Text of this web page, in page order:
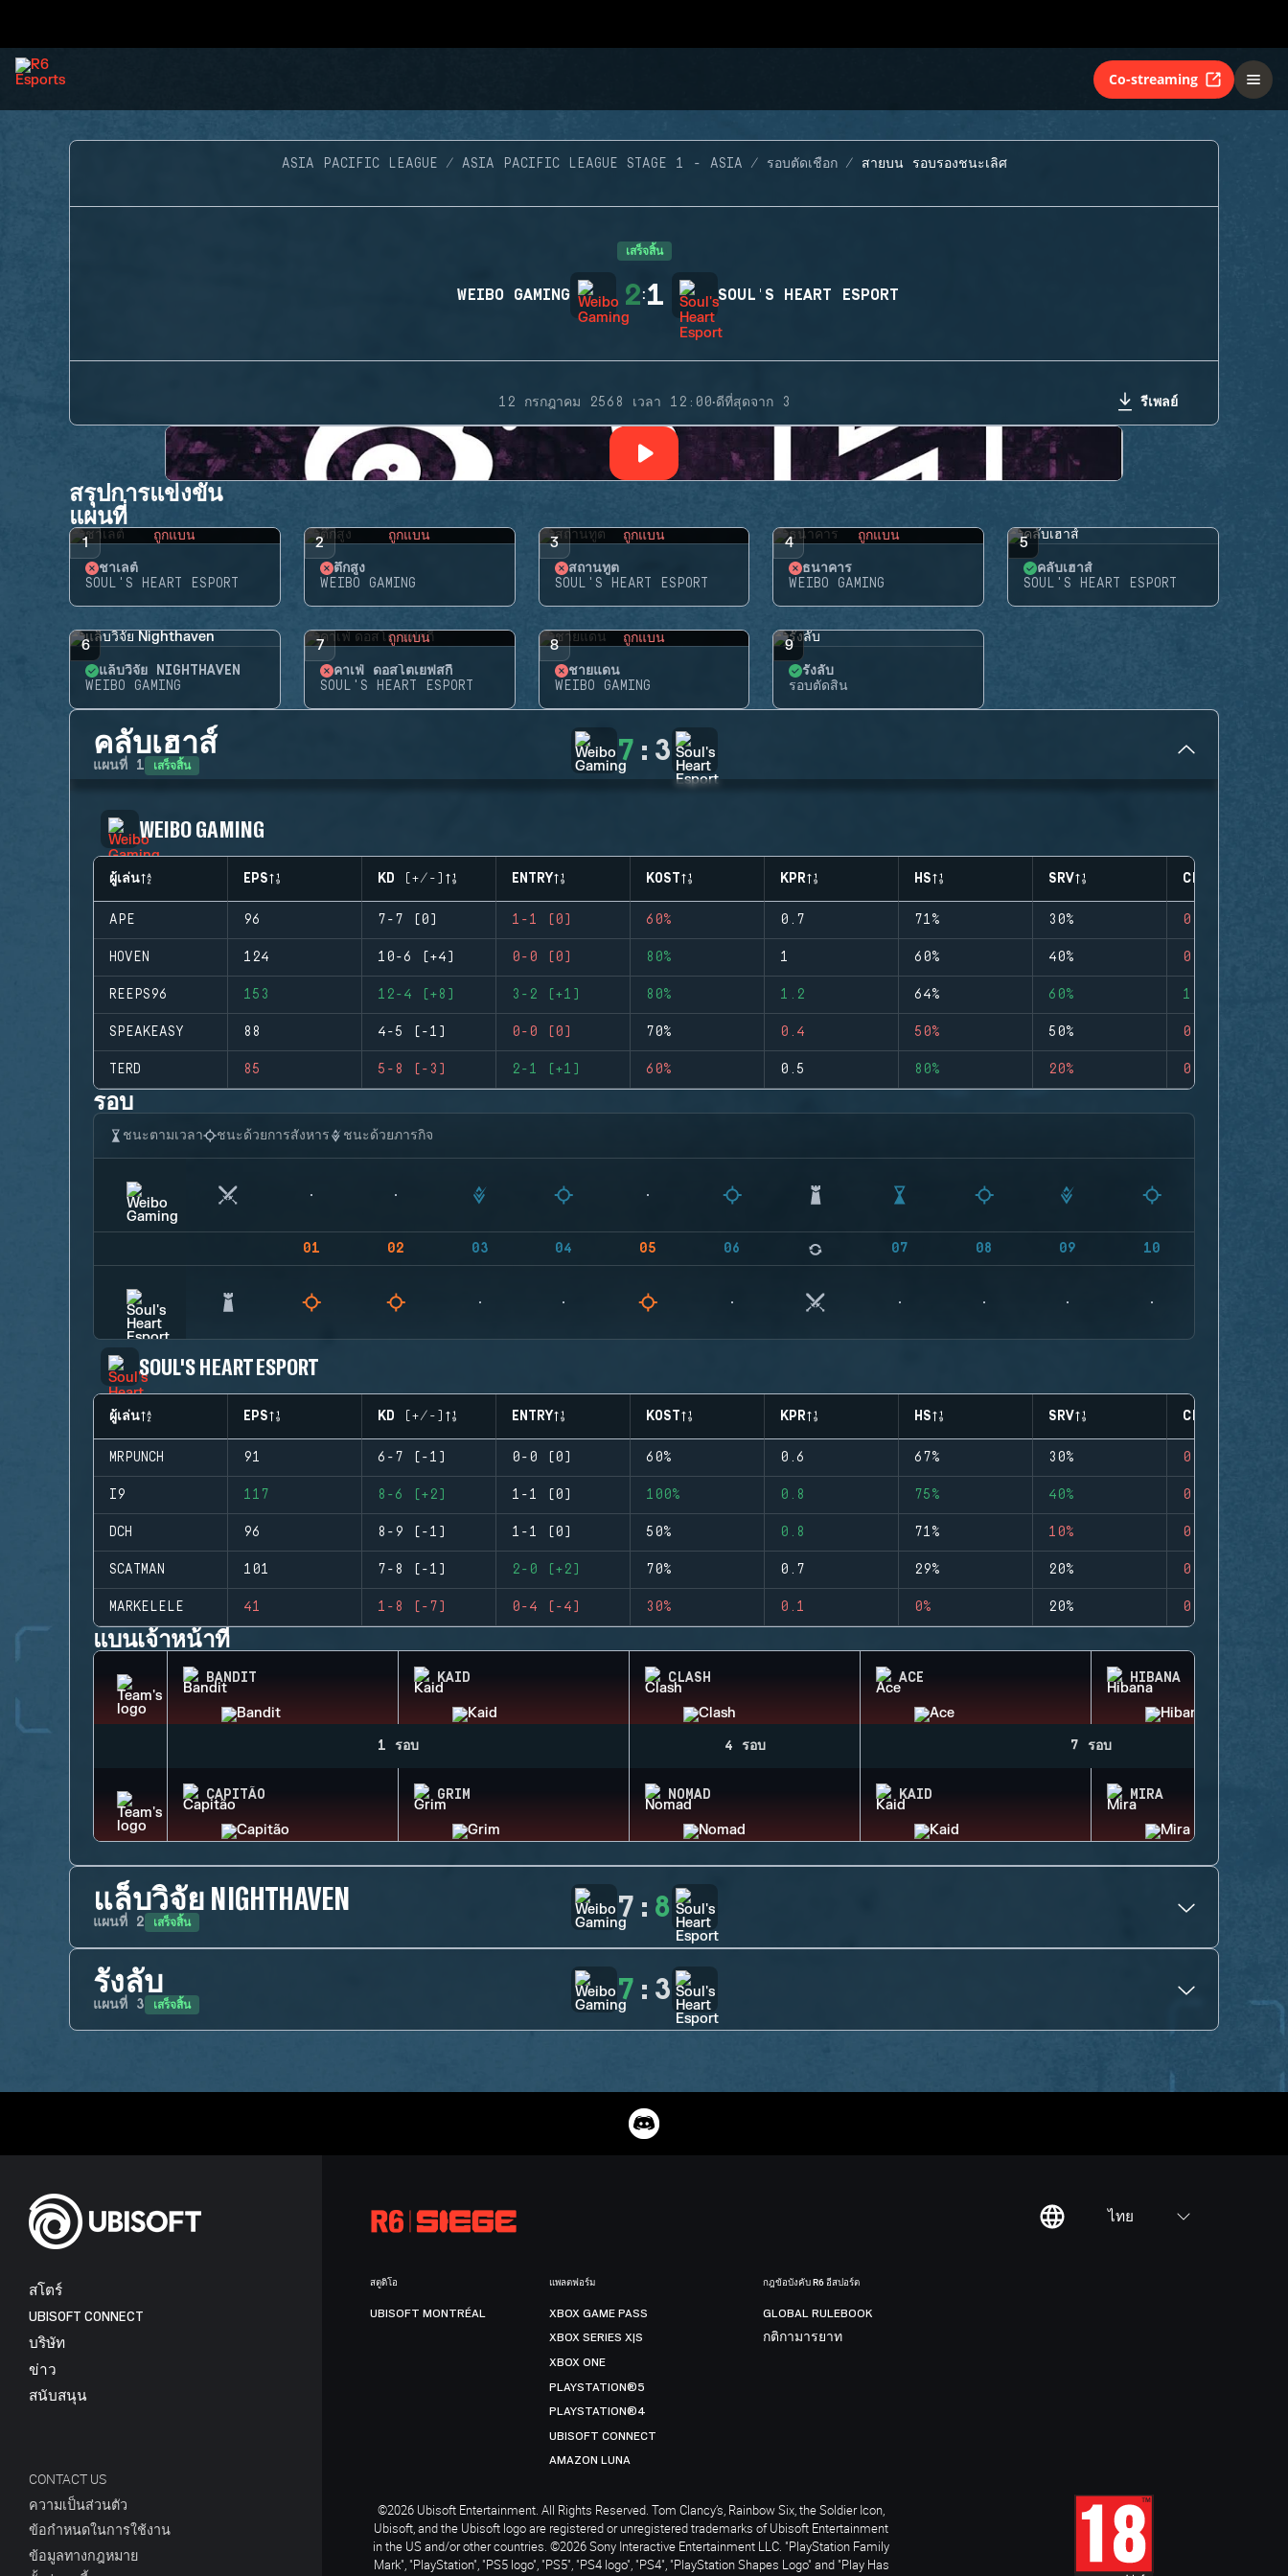
Co-streaming
ASIA PACIFIC LEAGUE ASIA PACIFIC LEAGUE STAGE 1 - ASIA รอบตัดเชือก สายบน รอบรองชนะเลิศ
เสร็จสิ้น
WEIBO GAMING 2:1 SOUL'S HEART ESPORT
12 กรกฎาคม 2568 เวลา 12:00·ดีที่สุดจาก 3 รีเพลย์
สรุปการแข่งขัน
แผนที่
1 ถูกแบน
ชาเลต์
SOUL'S HEART ESPORT
2 ถูกแบน
ตึกสูง
WEIBO GAMING
3 ถูกแบน
สถานทูต
SOUL'S HEART ESPORT
4 ถูกแบน
ธนาคาร
WEIBO GAMING
5
คลับเฮาส์
SOUL'S HEART ESPORT
6
แล็บวิจัย NIGHTHAVEN
WEIBO GAMING
7 ถูกแบน
คาเฟ่ ดอสโตเยฟสกี้
SOUL'S HEART ESPORT
8 ถูกแบน
ชายแดน
WEIBO GAMING
9
รังลับ
รอบตัดสิน
คลับเฮาส์
แผนที่ 1 เสร็จสิ้น 7 : 3
WEIBO GAMING
ผู้เล่น EPS KD (+/-) ENTRY KOST KPR HS SRV CLUTCHES
APE 96 7-7 (0) 1-1 (0) 60% 0.7 71% 30% 0
HOVEN 124 10-6 (+4) 0-0 (0) 80% 1 60% 40% 0
REEPS96 153 12-4 (+8) 3-2 (+1) 80% 1.2 64% 60% 1
SPEAKEASY 88 4-5 (-1) 0-0 (0) 70% 0.4 50% 50% 0
TERD 85 5-8 (-3) 2-1 (+1) 60% 0.5 80% 20% 0
รอบ
ชนะตามเวลา ชนะด้วยการสังหาร ชนะด้วยภารกิจ
01 02 03 04 05 06 07 08 09 10
SOUL'S HEART ESPORT
ผู้เล่น EPS KD (+/-) ENTRY KOST KPR HS SRV CLUTCHES
MRPUNCH 91 6-7 (-1) 0-0 (0) 60% 0.6 67% 30% 0
I9 117 8-6 (+2) 1-1 (0) 100% 0.8 75% 40% 0
DCH 96 8-9 (-1) 1-1 (0) 50% 0.8 71% 10% 0
SCATMAN 101 7-8 (-1) 2-0 (+2) 70% 0.7 29% 20% 0
MARKELELE 41 1-8 (-7) 0-4 (-4) 30% 0.1 0% 20% 0
แบนเจ้าหน้าที่
BANDIT KAID CLASH ACE HIBANA
1 รอบ 4 รอบ 7 รอบ
CAPITÃO GRIM NOMAD KAID MIRA
แล็บวิจัย NIGHTHAVEN
แผนที่ 2 เสร็จสิ้น 7 : 8
รังลับ
แผนที่ 3 เสร็จสิ้น 7 : 3
ไทย
สโตร์
UBISOFT CONNECT
บริษัท
ข่าว
สนับสนุน
CONTACT US
ความเป็นส่วนตัว
ข้อกำหนดในการใช้งาน
ข้อมูลทางกฎหมาย
สตูดิโอ
UBISOFT MONTRÉAL
แพลตฟอร์ม
XBOX GAME PASS
XBOX SERIES X|S
XBOX ONE
PLAYSTATION®5
PLAYSTATION®4
UBISOFT CONNECT
AMAZON LUNA
กฎข้อบังคับ R6 อีสปอร์ต
GLOBAL RULEBOOK
กติกามารยาท
©2026 Ubisoft Entertainment. All Rights Reserved. Tom Clancy’s, Rainbow Six, the Soldier Icon,
Ubisoft, and the Ubisoft logo are registered or unregistered trademarks of Ubisoft Entertainment
in the US and/or other countries. ©2026 Sony Interactive Entertainment LLC. "PlayStation Family
Mark", "PlayStation", "PS5 logo", "PS5", "PS4 logo", "PS4", "PlayStation Shapes Logo" and "Play Has